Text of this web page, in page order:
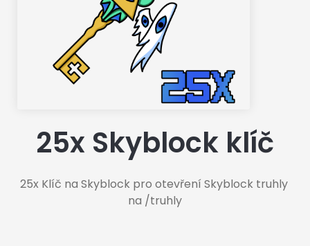
25x Skyblock klíč
25x Klíč na Skyblock pro otevření Skyblock truhly
na /truhly